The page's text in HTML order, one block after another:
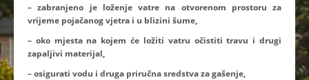
– zabranjeno je loženje vatre na otvorenom prostoru za
vrijeme pojačanog vjetra i u blizini šume,
– oko mjesta na kojem će ložiti vatru očistiti travu i drugi
zapaljivi materijal,
– osigurati vodu i druga priručna sredstva za gašenje,